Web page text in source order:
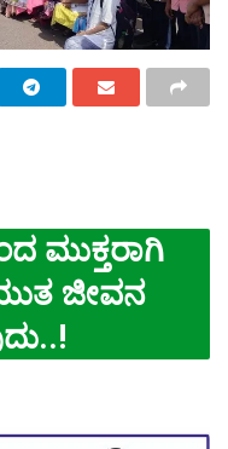
ಮುಕ್ತರಾಗಿ
ಜೀವನ